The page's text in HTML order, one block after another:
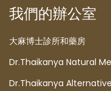
我們的辦公室
大麻博士診所和藥房
Dr.Thaikanya Natural
Dr.Thaikanya